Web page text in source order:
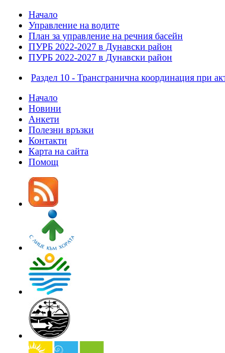
Начало
Управление на водите
План за управление на речния басейн
ПУРБ 2022-2027 в Дунавски район
ПУРБ 2022-2027 в Дунавски район
Раздел 10 - Трансгранична координация при
Начало
Новини
Анкети
Полезни връзки
Контакти
Карта на сайта
Помощ